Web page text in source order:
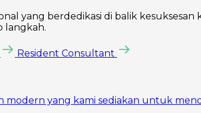
yang berdedikasi di balik
langkah.
Resident Consultant
modern yang kami sediakan untuk